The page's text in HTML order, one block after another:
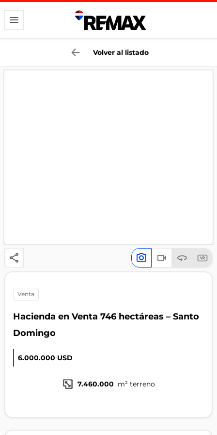
Volver al listado
venta
Hacienda en Venta 746 hectáreas – Santo
Domingo
6.000.000 USD
7.460.000 m² terreno